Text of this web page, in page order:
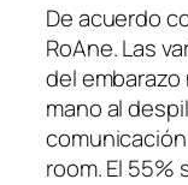
De acuerdo
RoAne. Las
del
mano al
room. El 55%